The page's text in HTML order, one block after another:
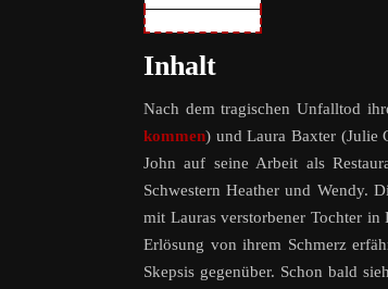
Inhalt
Nach dem tragischen Unfalltod
kommen) und Laura Baxter (Julie
John auf seine Arbeit als
Schwestern Heather und Wendy.
mit Lauras verstorbener Tochter
Erlösung von ihrem Schmerz
Skepsis gegenüber. Schon bald